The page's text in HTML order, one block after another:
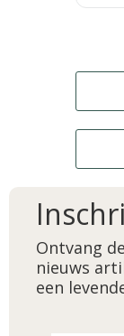
Ontvang
nieuws
een